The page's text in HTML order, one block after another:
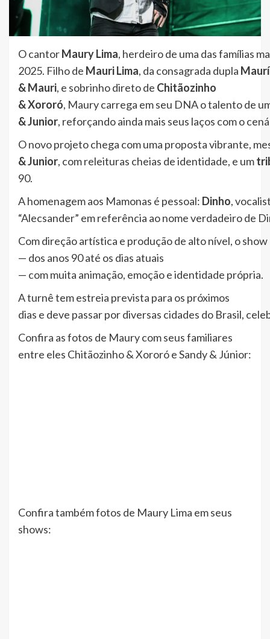
O cantorMaury Lima, herdeiro de uma das famílias
2025. Filho de Mauri Lima, da consagrada dupla
& Mauri, e sobrinho direto de Chitãozinho
& Xororó, Maury carrega em seu DNA o talento de
& Junior, reforçando ainda mais seus laços com o
O novo projeto chega com uma proposta vibrante,
& Junior, com releituras cheias de identidade, e um
90.
A homenagem aos Mamonas é pessoal: Dinho,
“Alecsander” em referência ao nome verdadeiro de
Com direção artística e produção de alto nível, o
— dos anos 90 até os dias atuais
— com muita animação, emoção e identidade própria.
A turnê tem estreia prevista para os próximos
dias e deve passar por diversas cidades do Brasil,
Confira as fotos de Maury com seus familiares
entre eles Chitãozinho & Xororó e Sandy & Júnior:
Confira também fotos de Maury Lima em seus
shows: